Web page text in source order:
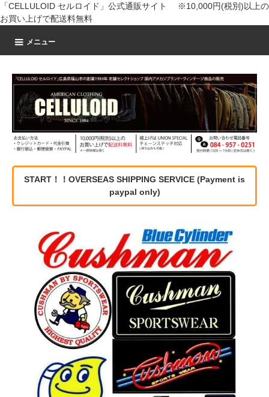
「CELLULOID セルロイド」公式通販サイト ※10,000円(税別)以上の
お買い上げで配送料無料
メニュー
START！！OVERSEAS SHIPPING SERVICE (Payment is
paypal only)